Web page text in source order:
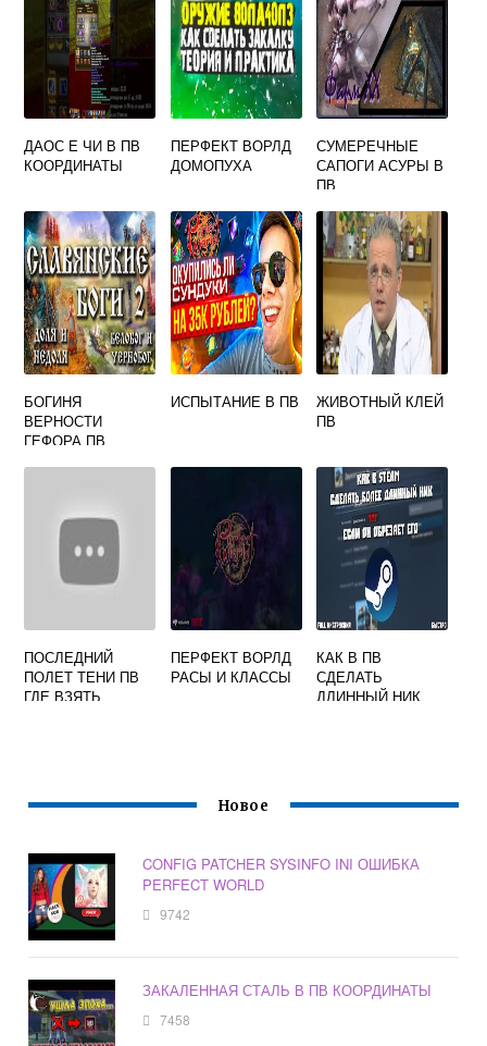
ДАОС Е ЧИ В ПВ
КООРДИНАТЫ
ПЕРФЕКТ ВОРЛД
ДОМОПУХА
СУМЕРЕЧНЫЕ
САПОГИ АСУРЫ В
ПВ
БОГИНЯ
ВЕРНОСТИ
ГЕФОРА ПВ
ИСПЫТАНИЕ В ПВ
ЖИВОТНЫЙ КЛЕЙ
ПВ
ПОСЛЕДНИЙ
ПОЛЕТ ТЕНИ ПВ
ГДЕ ВЗЯТЬ
ПЕРФЕКТ ВОРЛД
РАСЫ И КЛАССЫ
КАК В ПВ
СДЕЛАТЬ
ДЛИННЫЙ НИК
Новое
CONFIG PATCHER SYSINFO INI ОШИБКА
PERFECT WORLD
9742
ЗАКАЛЕННАЯ СТАЛЬ В ПВ КООРДИНАТЫ
7458